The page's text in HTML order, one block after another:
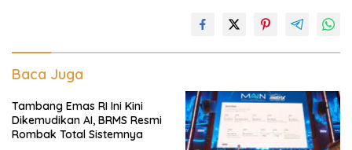
Baca Juga
Tambang Emas RI Ini Kini
Dikemudikan AI, BRMS Resmi
Rombak Total Sistemnya